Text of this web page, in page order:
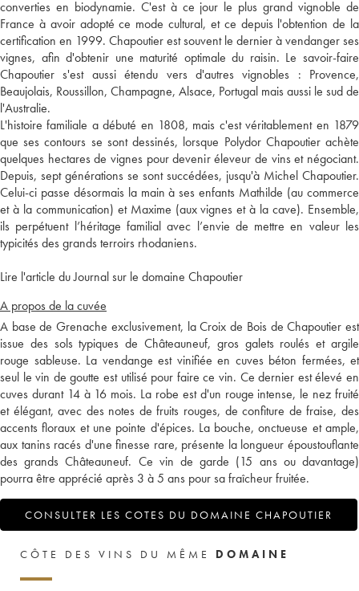
converties en biodynamie. C'est à ce jour le plus grand vignoble de
France à avoir adopté ce mode cultural, et ce depuis l'obtention de la
certification en 1999. Chapoutier est souvent le dernier à vendanger ses
vignes, afin d'obtenir une maturité optimale du raisin. Le savoir-faire
Chapoutier s'est aussi étendu vers d'autres vignobles : Provence,
Beaujolais, Roussillon, Champagne, Alsace, Portugal mais aussi le sud de
l'Australie.
L'histoire familiale a débuté en 1808, mais c'est véritablement en 1879
que ses contours se sont dessinés, lorsque Polydor Chapoutier achète
quelques hectares de vignes pour devenir éleveur de vins et négociant.
Depuis, sept générations se sont succédées, jusqu'à Michel Chapoutier.
Celui-ci passe désormais la main à ses enfants Mathilde (au commerce
et à la communication) et Maxime (aux vignes et à la cave). Ensemble,
ils perpétuent l’héritage familial avec l’envie de mettre en valeur les
typicités des grands terroirs rhodaniens.
Lire l'article du Journal sur le domaine Chapoutier
A propos de la cuvée
A base de Grenache exclusivement, la Croix de Bois de Chapoutier est
issue des sols typiques de Châteauneuf, gros galets roulés et argile
rouge sableuse. La vendange est vinifiée en cuves béton fermées, et
seul le vin de goutte est utilisé pour faire ce vin. Ce dernier est élevé en
cuves durant 14 à 16 mois. La robe est d'un rouge intense, le nez fruité
et élégant, avec des notes de fruits rouges, de confiture de fraise, des
accents floraux et une pointe d'épices. La bouche, onctueuse et ample,
aux tanins racés d'une finesse rare, présente la longueur époustouflante
des grands Châteauneuf. Ce vin de garde (15 ans ou davantage)
pourra être apprécié après 3 à 5 ans pour sa fraîcheur fruitée.
CONSULTER LES COTES DU DOMAINE CHAPOUTIER
CÔTE DES VINS DU MÊME DOMAINE